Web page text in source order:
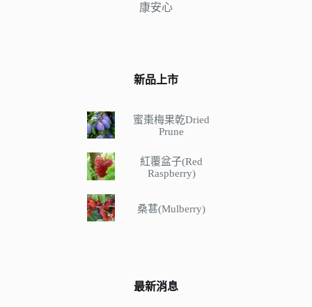
康安心
新品上市
蜜棗梅果乾Dried
Prune
紅覆盆子(Red
Raspberry)
桑葚(Mulberry)
最新消息